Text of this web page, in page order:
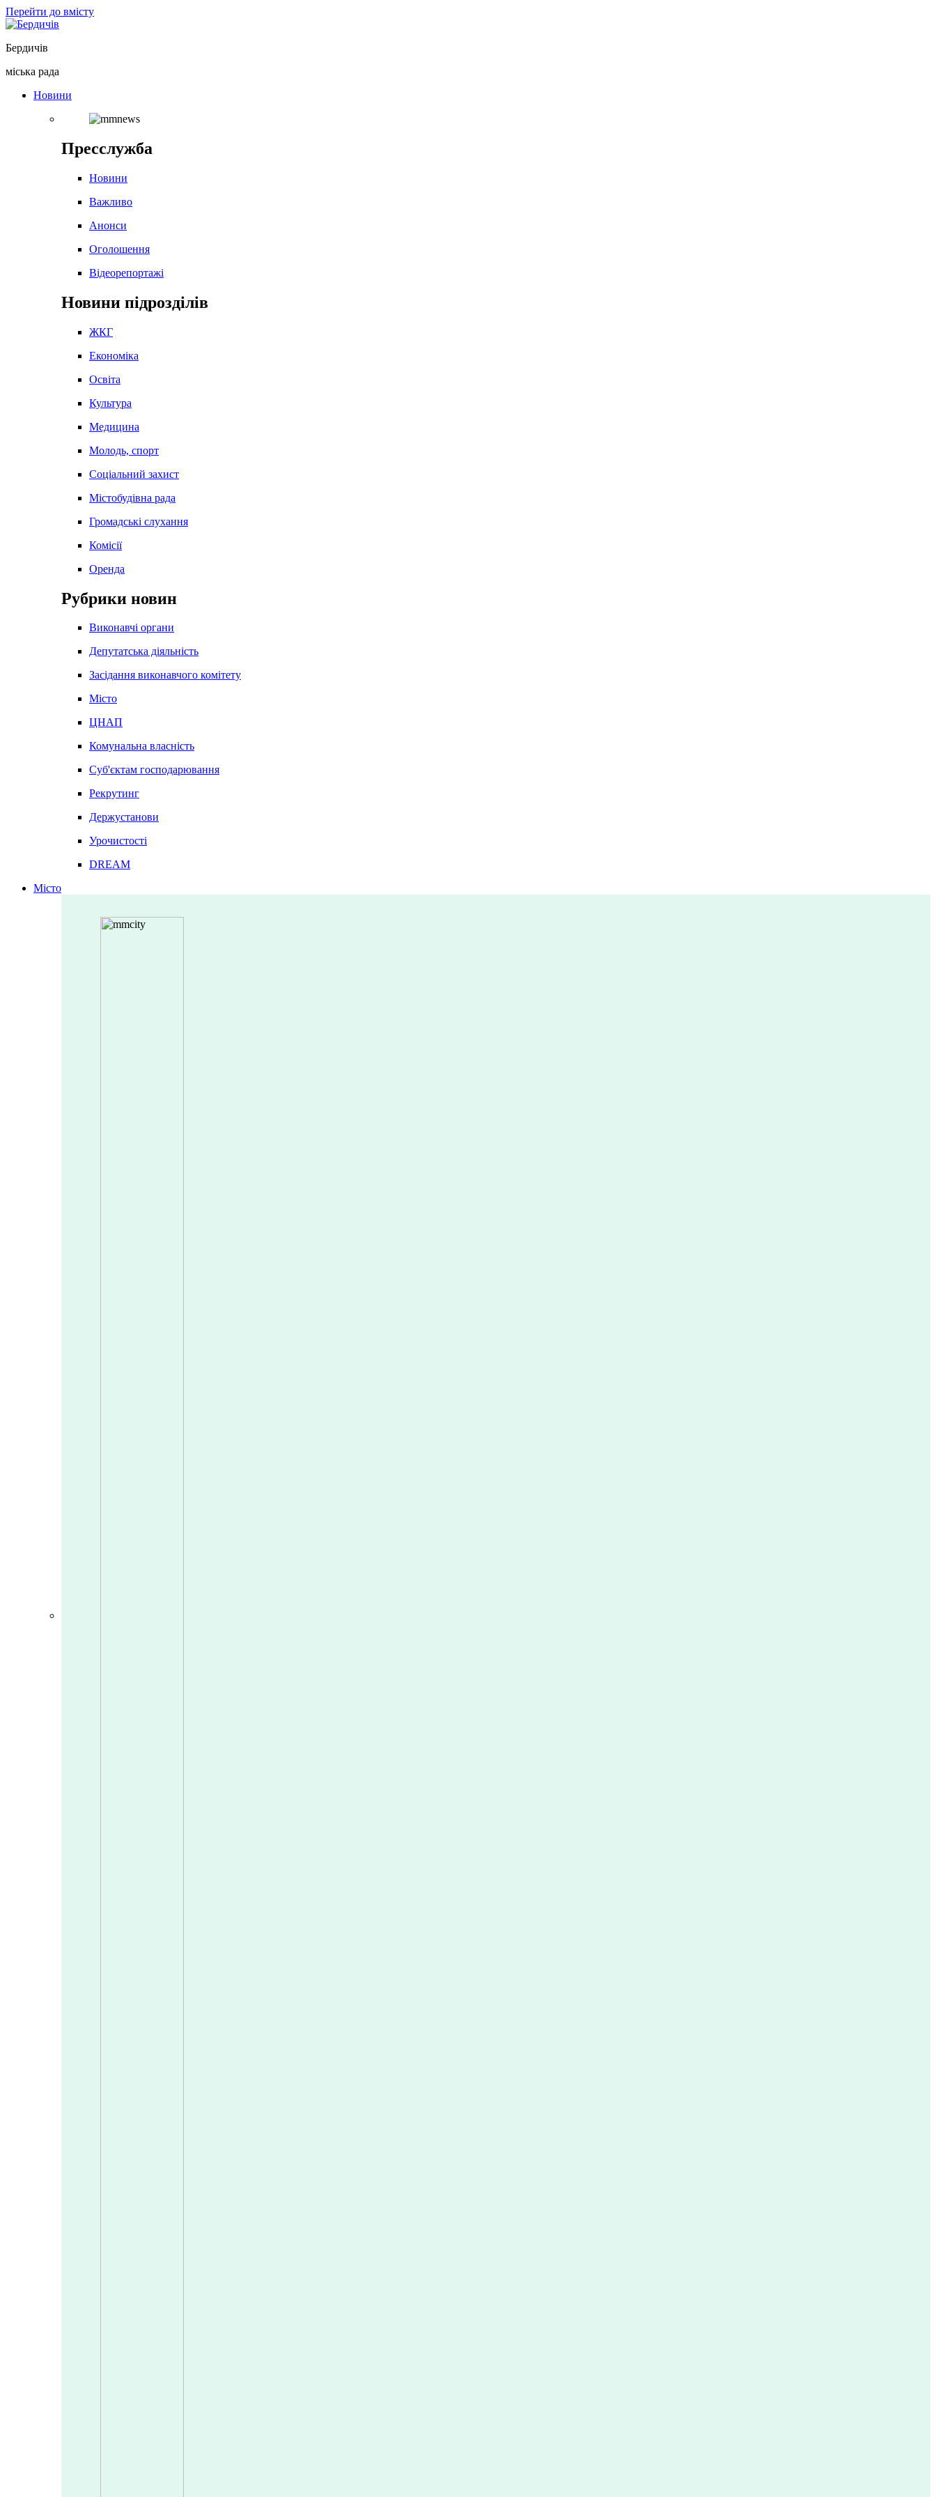
Перейти до вмісту
Бердичів
міська рада
Новини
Пресслужба
Новини
Важливо
Анонси
Оголошення
Відеорепортажі
Новини підрозділів
ЖКГ
Економіка
Освіта
Культура
Медицина
Молодь, спорт
Соціальний захист
Містобудівна рада
Громадські слухання
Комісії
Оренда
Рубрики новин
Виконавчі органи
Депутатська діяльність
Засідання виконавчого комітету
Місто
ЦНАП
Комунальна власність
Суб'єктам господарювання
Рекрутинг
Держустанови
Урочистості
DREAM
Місто